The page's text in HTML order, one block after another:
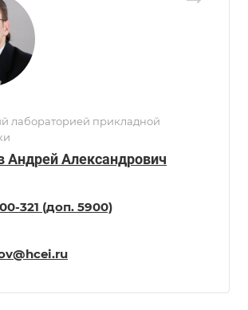
лабораторией прикладной
Андрей Александрович
321 (доп. 5900)